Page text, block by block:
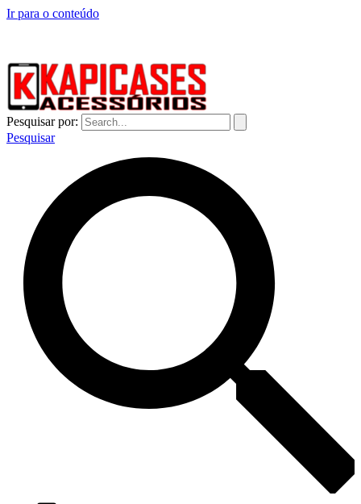
Ir para o conteúdo
Pesquisar por:
Pesquisar